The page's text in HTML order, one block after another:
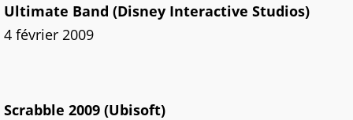
Ultimate Band (Disney Interactive Studios)
4 février 2009
Scrabble 2009 (Ubisoft)